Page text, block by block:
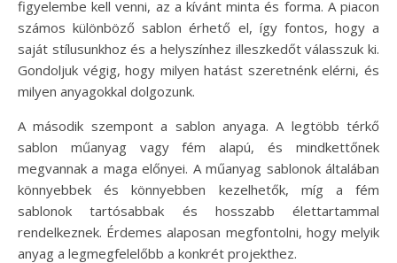
figyelembe kell venni, az a kívánt minta és forma. A piacon
számos különböző sablon érhető el, így fontos, hogy a
saját stílusunkhoz és a helyszínhez illeszkedőt válasszuk ki.
Gondoljuk végig, hogy milyen hatást szeretnénk elérni, és
milyen anyagokkal dolgozunk.
A második szempont a sablon anyaga. A legtöbb térkő
sablon műanyag vagy fém alapú, és mindkettőnek
megvannak a maga előnyei. A műanyag sablonok általában
könnyebbek és könnyebben kezelhetők, míg a fém
sablonok tartósabbak és hosszabb élettartammal
rendelkeznek. Érdemes alaposan megfontolni, hogy melyik
anyag a legmegfelelőbb a konkrét projekthez.